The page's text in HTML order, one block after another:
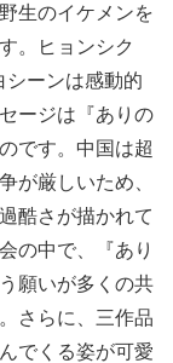
生のイケメンを
。ヒョンシク
ーンは感動的
ージは『ありの
です。中国は超
が厳しいため、
酷さが描かれて
の中で、『あり
願いが多くの共
さらに、三作品
でくる姿が可愛